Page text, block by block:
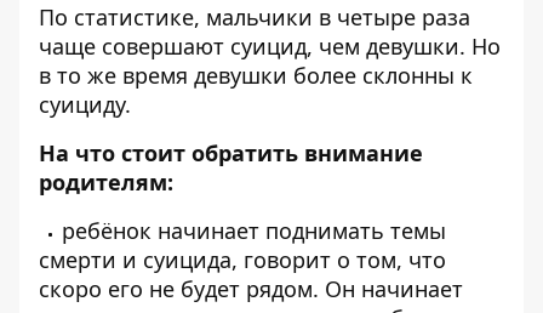
По статистике, мальчики в четыре раза
чаще совершают суицид, чем девушки. Но
в то же время девушки более склонны к
суициду.
На что стоит обратить внимание
родителям:
ребёнок начинает поднимать темы
смерти и суицида, говорит о том, что
скоро его не будет рядом. Он начинает